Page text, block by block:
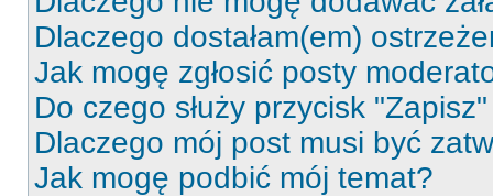
Dlaczego dostałam(em)
Jak mogę zgłosić posty
Do czego służy przycisk
Dlaczego mój post musi być
Jak mogę podbić mój temat?